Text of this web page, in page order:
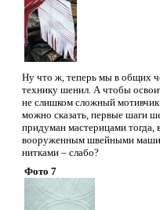
Ну что ж, теперь мы в общих
технику шенил. А чтобы
не слишком сложный
можно сказать, первые шаги
придуман мастерицами тогда,
вооруженным швейными
нитками – слабо?
Фото 7